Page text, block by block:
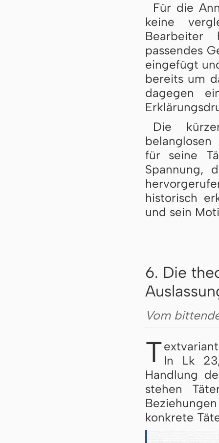
Für die
keine
passendes
eingefügt
bereits um
dagegen
Die
für seine
Spannung,
historisch
und sein
6. Die
Vom
T In Lk
Handlung
stehen
konkrete